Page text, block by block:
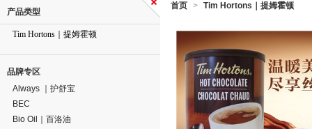
首页 > Tim Hortons｜提姆霍顿
产品类型
Tim Hortons｜提姆霍顿
品牌专区
Always ｜护舒宝
BEC
Bio Oil｜百洛油